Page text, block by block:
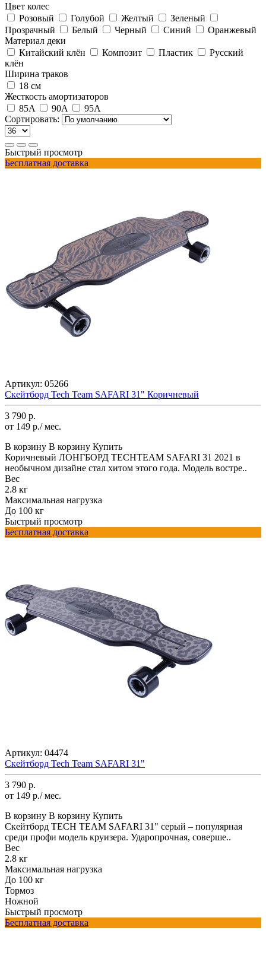
Цвет колес
Розовый
Голубой Желтый
Зеленый
Прозрачный
Белый Черный Синий
Оранжевый
Материал деки
Китайский клён
Композит Пластик
Русский
клён
Ширина траков
18 см
Жесткость амортизаторов
85A
90A
95A
Сортировать:
Быстрый просмотр
Бесплатная доставка
Артикул: 05266
Скейтборд Tech Team SAFARI 31" Коричневый
3 790 р.
от 149 р./ мес.
В корзину В корзину Купить
Коричневый ЛОНГБОРД TECHTEAM SAFARI 31 2021 в
необычном дизайне стал хитом этого года. Модель востре..
Вес
2.8 кг
Максимальная нагрузка
До 100 кг
Быстрый просмотр
Бесплатная доставка
Артикул: 04474
Скейтборд Tech Team SAFARI 31"
3 790 р.
от 149 р./ мес.
В корзину В корзину Купить
Скейтборд TECH TEAM SAFARI 31" серый – популярная
среди профи модель круизера. Ударопрочная, соверше..
Вес
2.8 кг
Максимальная нагрузка
До 100 кг
Тормоз
Ножной
Быстрый просмотр
Бесплатная доставка